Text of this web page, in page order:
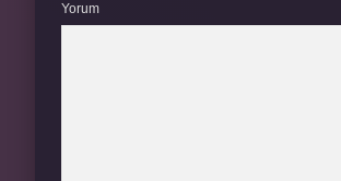
Yorum